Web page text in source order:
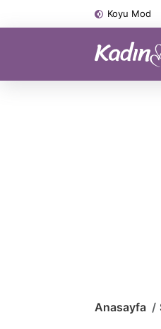
Koyu Mod
Anasayfa